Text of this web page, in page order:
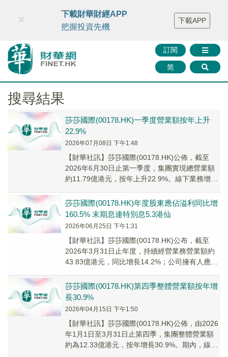
財華智庫網 FINTV FINMETA 財華證券 媒體矩陣
智庫沙龍
聯絡我們
訂閱
简
×
下載財華財經APP
把握投資先機
下載APP
搜尋結果
莎莎國際(00178.HK)一季度營業額按年上升
22.9%
2026年07月08日 下午1:48
【財華社訊】莎莎國際(00178.HK)公佈，截至
2026年6月30日止第一季度，集團實現總營業額
約11.79億港元，按年上升22.9%。線下業務增長
莎莎國際(00178.HK)年度股東應佔溢利同比增
160.5% 末期息連特別息5.3港仙
2026年06月25日 下午1:31
【財華社訊】莎莎國際(00178.HK)公布，截至
2026年3月31日止年度，持續經營業務營業額約
43.83億港元，同比增長14.2%；公司擁有人應佔
莎莎國際(00178.HK)第四季整體營業額按年增
長30.9%
2026年04月15日 下午1:50
​【財華社訊】莎莎國際(00178.HK)公佈，由2026
年1月1日至3月31日止第四季，集團整體營業額
約為12.33億港元，按年增長30.9%。期內，線下